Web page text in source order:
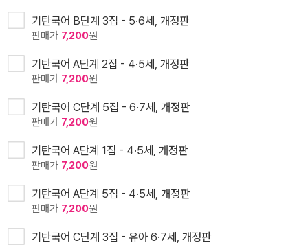
기탄국어 B단계 3집 - 5·6세, 개정판
판매가 7,200원
기탄국어 A단계 2집 - 4·5세, 개정판
판매가 7,200원
기탄국어 C단계 5집 - 6·7세, 개정판
판매가 7,200원
기탄국어 A단계 1집 - 4·5세, 개정판
판매가 7,200원
기탄국어 A단계 5집 - 4·5세, 개정판
판매가 7,200원
기탄국어 C단계 3집 - 유아 6·7세, 개정판